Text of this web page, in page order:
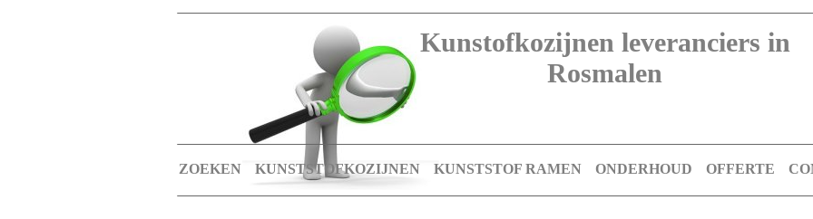
ZOEKEN KUNSTSTOFKOZIJNEN KUNSTSTOF RAMEN ONDERHOUD OFFERTE
Kunstofkozijnen leveranciers in
Rosmalen